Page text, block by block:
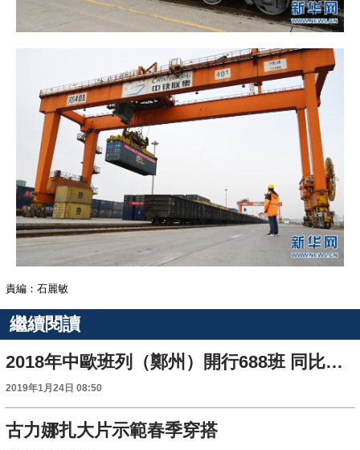
責編：石麗敏
繼續閱讀
2018年中歐班列（鄭州）開行688班 同比增長46.1% 連續5年增幅超四成
2019年1月24日 08:50
古力娜扎大片示範春季穿搭